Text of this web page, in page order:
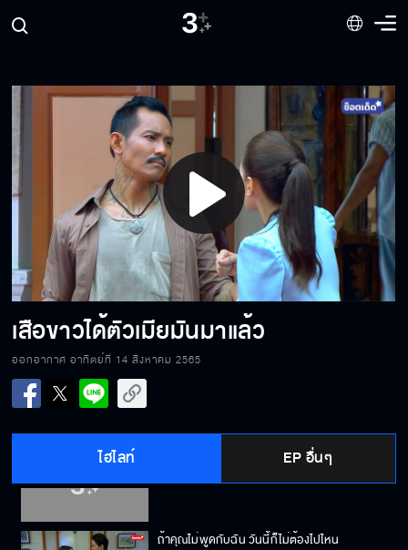
Play
Video
เสือขาวได้ตัวเมียมันมาแล้ว
ออกอากาศ อาทิตย์ที่ 14 สิงหาคม 2565
ไฮไลท์ EP อื่นๆ
คืนนี้ขอนอนด้วยคนนะ
ศรัทธาของเราต้องชนะมัน
ถ้าคุณไม่พูดกับฉัน วันนี้ก็ไม่ต้องไปไหน